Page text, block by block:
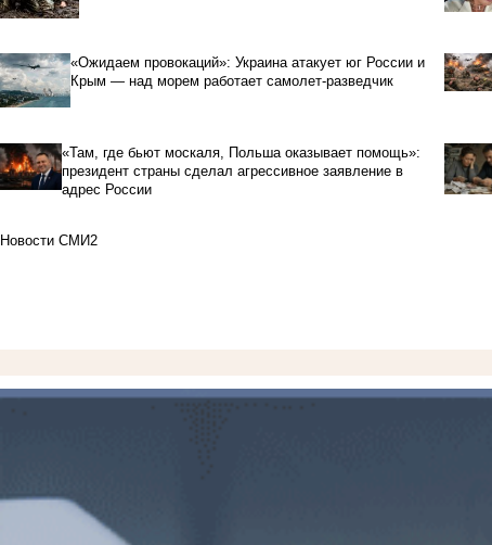
«Ожидаем провокаций»: Украина атакует юг России и
Крым — над морем работает самолет-разведчик
«Там, где бьют москаля, Польша оказывает помощь»:
президент страны сделал агрессивное заявление в
адрес России
Новости СМИ2